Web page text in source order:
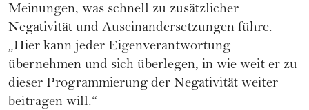
Meinungen, was schnell zu zusätzlicher
Negativität und Auseinandersetzungen führe.
„Hier kann jeder Eigenverantwortung
übernehmen und sich überlegen, in wie weit er zu
dieser Programmierung der Negativität weiter
beitragen will.“